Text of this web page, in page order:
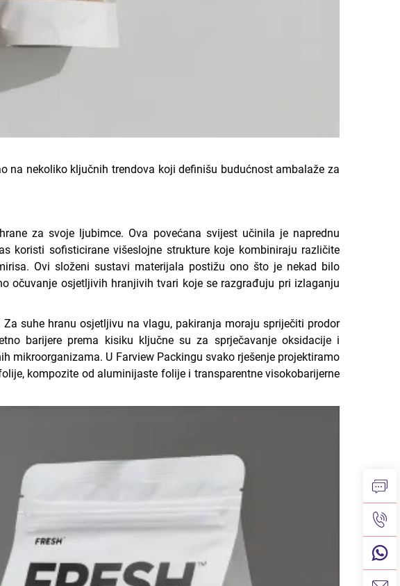
na nekoliko ključnih trendova koji definišu budućnost ambalaže za
za svoje ljubimce. Ova povećana svijest učinila je naprednu
koristi sofisticirane višeslojne strukture koje kombiniraju različite
Ovi složeni sustavi materijala postižu ono što je nekad bilo
očuvanje osjetljivih hranjivih tvari koje se razgrađuju pri izlaganju
suhe hranu osjetljivu na vlagu, pakiranja moraju spriječiti prodor
barijere prema kisiku ključne su za sprječavanje oksidacije i
U Farview Packingu svako rješenje projektiramo
kompozite od aluminijaste folije i transparentne visokobarijerne